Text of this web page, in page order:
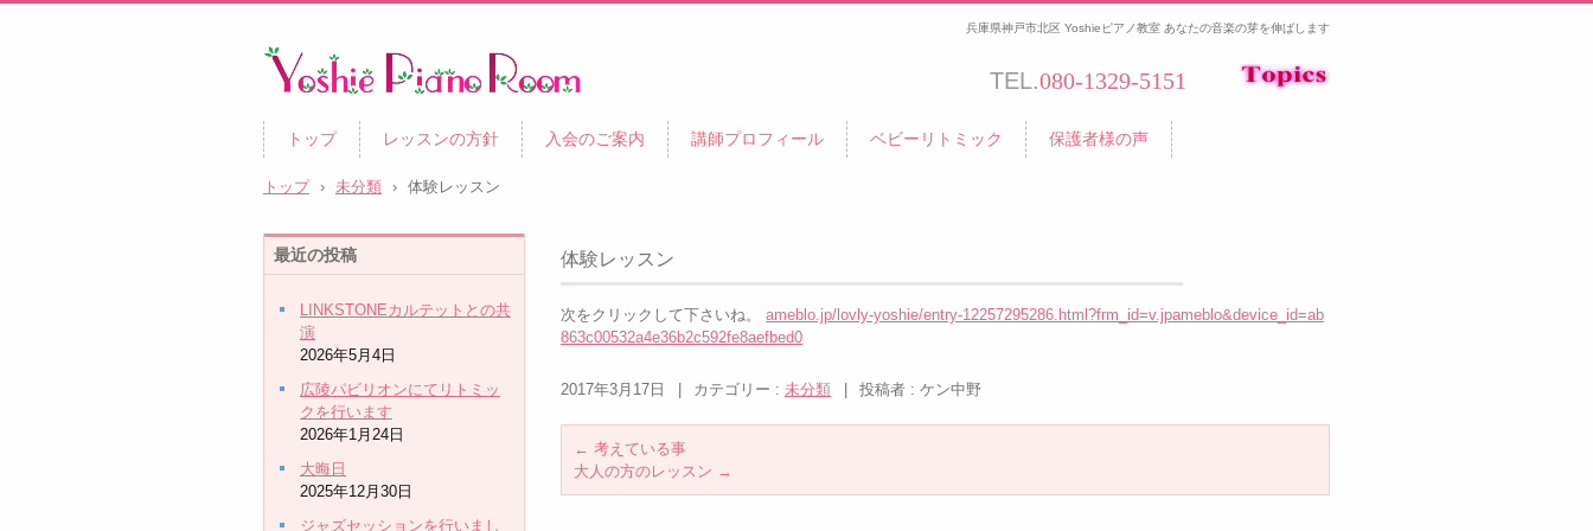
兵庫県神戸市北区 Yoshieピアノ教室 あなたの音楽の芽を伸ばします
TEL.080-1329-5151
トップ レッスンの方針 入会のご案内 講師プロフィール ベビーリトミック 保護者様の声
トップ › 未分類 › 体験レッスン
体験レッスン
次をクリックして下さいね。 ameblo.jp/lovly-yoshie/entry-12257295286.html?frm_id=v.jpameblo&device_id=ab
863c00532a4e36b2c592fe8aefbed0
2017年3月17日 カテゴリー : 未分類 投稿者 : ケン中野
← 考えている事
大人の方のレッスン →
最近の投稿
LINKSTONEカルテットとの共
演
2026年5月4日
広陵パビリオンにてリトミッ
クを行います
2026年1月24日
大晦日
2025年12月30日
ジャズセッションを行いまし